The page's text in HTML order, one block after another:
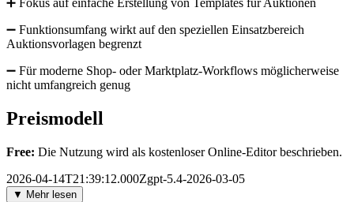
➕ Fokus auf einfache Erstellung von Templates für Auktionen
➖ Funktionsumfang wirkt auf den speziellen Einsatzbereich
Auktionsvorlagen begrenzt
➖ Für moderne Shop- oder Marktplatz-Workflows möglicherweise
nicht umfangreich genug
Preismodell
Free: Die Nutzung wird als kostenloser Online-Editor beschrieben.
2026-04-14T21:39:12.000Zgpt-5.4-2026-03-05
▼ Mehr lesen